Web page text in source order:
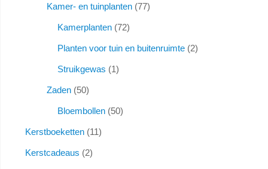
Kamer- en tuinplanten 77
Kamerplanten 72
Planten voor tuin en buitenruimte 2
Struikgewas 1
Zaden 50
Bloembollen 50
Kerstboeketten 11
Kerstcadeaus 2